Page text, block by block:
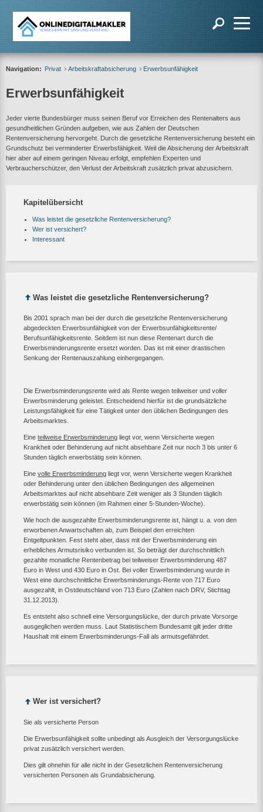
Navigation: Privat Arbeitskraftabsicherung Erwerbsunfähigkeit
Erwerbsunfähigkeit
Jeder vierte Bundesbürger muss seinen Beruf vor Erreichen des Rentenalters aus
gesundheitlichen Gründen aufgeben, wie aus Zahlen der Deutschen
Rentenversicherung hervorgeht. Durch die gesetzliche Rentenversicherung besteht ein
Grundschutz bei verminderter Erwerbsfähigkeit. Weil die Absicherung der Arbeitskraft
hier aber auf einem geringen Niveau erfolgt, empfehlen Experten und
Verbraucherschützer, den Verlust der Arbeitskraft zusätzlich privat abzusichern.
Kapitelübersicht
Was leistet die gesetzliche Rentenversicherung?
Wer ist versichert?
Interessant
Was leistet die gesetzliche Rentenversicherung?
Bis 2001 sprach man bei der durch die gesetzliche Rentenversicherung
abgedeckten Erwerbsunfähigkeit von der Erwerbsunfähigkeitsrente/
Berufsunfähigkeitsrente. Seitdem ist nun diese Rentenart durch die
Erwerbsminderungsrente ersetzt worden. Das ist mit einer drastischen
Senkung der Rentenauszahlung einhergegangen.
Die Erwerbsminderungsrente wird als Rente wegen teilweiser und voller
Erwerbsminderung geleistet. Entscheidend hierfür ist die grundsätzliche
Leistungsfähigkeit für eine Tätigkeit unter den üblichen Bedingungen des
Arbeitsmarktes.
Eine teilweise Erwerbsminderung liegt vor, wenn Versicherte wegen
Krankheit oder Behinderung auf nicht absehbare Zeit nur noch 3 bis unter 6
Stunden täglich erwerbstätig sein können.
Eine volle Erwerbsminderung liegt vor, wenn Versicherte wegen Krankheit
oder Behinderung unter den üblichen Bedingungen des allgemeinen
Arbeitsmarktes auf nicht absehbare Zeit weniger als 3 Stunden täglich
erwerbstätig sein können (im Rahmen einer 5-Stunden-Woche).
Wie hoch die ausgezahlte Erwerbsminderungsrente ist, hängt u. a. von den
erworbenen Anwartschaften ab, zum Beispiel den erreichten
Entgeltpunkten. Fest steht aber, dass mit der Erwerbsminderung ein
erhebliches Armutsrisiko verbunden ist. So beträgt der durchschnittlich
gezahlte monatliche Rentenbetrag bei teilweiser Erwerbsminderung 487
Euro in West und 430 Euro in Ost. Bei voller Erwerbsminderung wurde in
West eine durchschnittliche Erwerbsminderungs-Rente von 717 Euro
ausgezahlt, in Ostdeutschland von 713 Euro (Zahlen nach DRV, Stichtag
31.12.2013).
Es entsteht also schnell eine Versorgungslücke, der durch private Vorsorge
ausgeglichen werden muss. Laut Statistischem Bundesamt gilt jeder dritte
Haushalt mit einem Erwerbsminderungs-Fall als armutsgefährdet.
Wer ist versichert?
Sie als versicherte Person
Die Erwerbsunfähigkeit sollte unbedingt als Ausgleich der Versorgungslücke
privat zusätzlich versichert werden.
Dies gilt ohnehin für alle nicht in der Gesetzlichen Rentenversicherung
versicherten Personen als Grundabsicherung.